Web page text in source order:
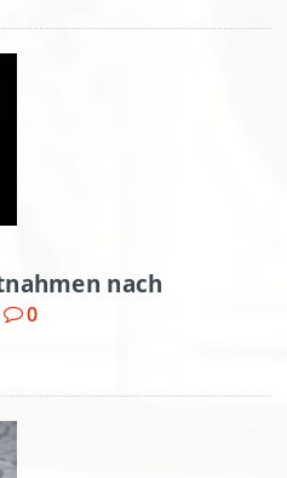
nach
0